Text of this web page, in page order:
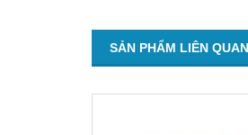
SẢN PHẨM LIÊN QUAN